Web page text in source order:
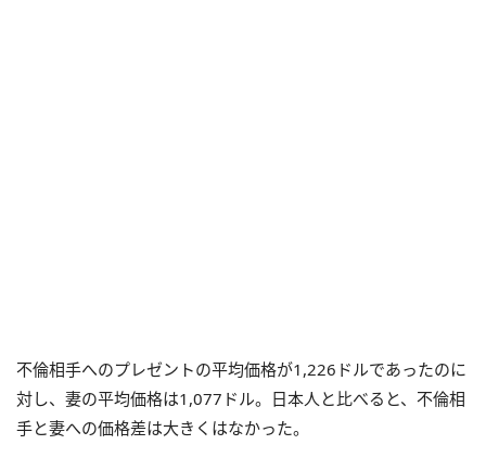
不倫相手へのプレゼントの平均価格が1,226ドルであったのに
対し、妻の平均価格は1,077ドル。日本人と比べると、不倫相
手と妻への価格差は大きくはなかった。